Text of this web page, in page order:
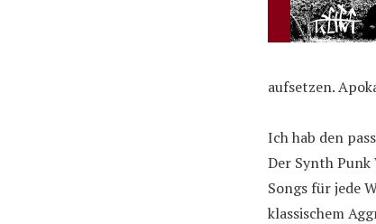
aufsetzen.
Ich hab den
Der Synth
Songs für jede
klassischem